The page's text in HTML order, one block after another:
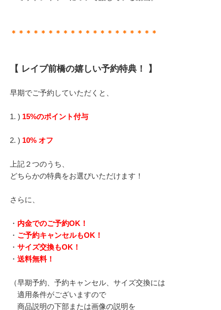
＊＊＊＊＊＊＊＊＊＊＊＊＊＊＊＊＊＊＊＊
【 レイブ前橋の嬉しい予約特典！ 】
早期でご予約していただくと、
1. ) 15%のポイント付与
2. ) 10% オフ
上記２つのうち、
どちらかの特典をお選びいただけます！
さらに、
・ 内金でのご予約OK！
・ ご予約キャンセルもOK！
・ サイズ交換もOK！
・ 送料無料！
（早期予約、予約キャンセル、サイズ交換には
適用条件がございますので
商品説明の下部または画像の説明を